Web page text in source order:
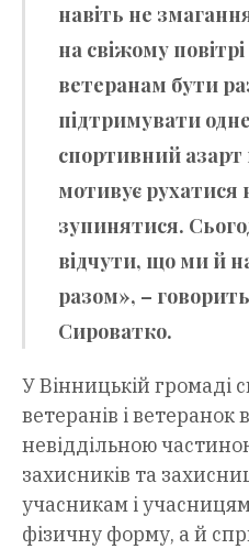
навіть не
на свіжому
ветеранам бути
підтримувати
спортивний азарт
мотивує рухатися
зупинятися.
відчути, що ми й
разом», –
Сироватко.
У Вінницькій громаді
ветеранів і ветеранок
невіддільною
захисників та
учасникам і
фізичну форму, а й